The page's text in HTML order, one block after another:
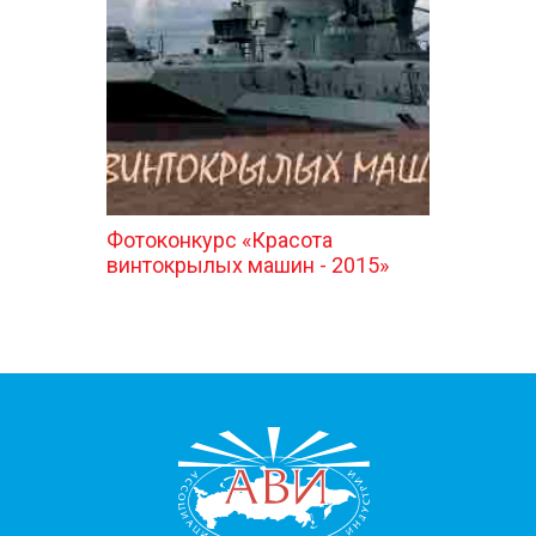
КОНТАКТЫ
Фотоконкурс «Красота
винтокрылых машин - 2015»